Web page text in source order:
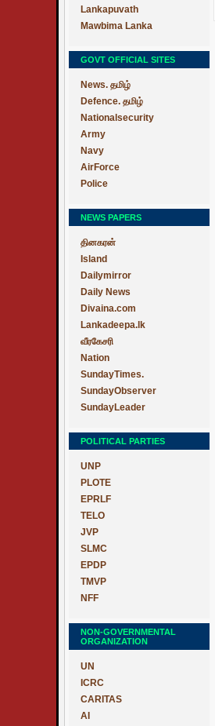
Lankapuvath
Mawbima Lanka
GOVT OFFICIAL SITES
News. தமிழ்
Defence. தமிழ்
Nationalsecurity
Army
Navy
AirForce
Police
NEWS PAPERS
தினகரன்
Island
Dailymirror
Daily News
Divaina.com
Lankadeepa.lk
வீரகேசரி
Nation
SundayTimes.
SundayObserver
SundayLeader
POLITICAL PARTIES
UNP
PLOTE
EPRLF
TELO
JVP
SLMC
EPDP
TMVP
NFF
NON-GOVERNMENTAL
ORGANIZATION
UN
ICRC
CARITAS
AI